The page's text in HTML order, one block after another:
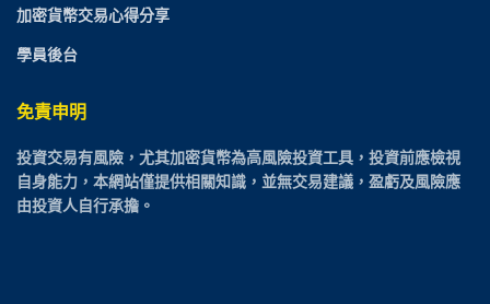
加密貨幣交易心得分享
學員後台
免責申明
投資交易有風險，尤其加密貨幣為高風險投資工具，投資前應檢視
自身能力，本網站僅提供相關知識，並無交易建議，盈虧及風險應
由投資人自行承擔。